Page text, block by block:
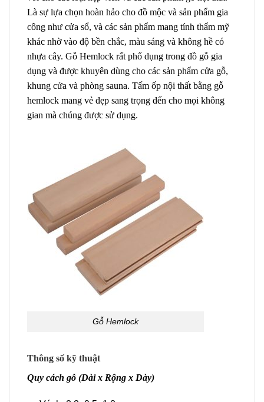
Là sự lựa chọn hoàn hảo cho đồ mộc và sản phẩm gia
công như cửa sổ, và các sản phẩm mang tính thẩm mỹ
khác nhờ vào độ bền chắc, màu sáng và không hề có
nhựa cây. Gỗ Hemlock rất phổ dụng trong đồ gỗ gia
dụng và được khuyên dùng cho các sản phẩm cửa gỗ,
khung cửa và phòng sauna. Tấm ốp nội thất bằng gỗ
hemlock mang vẻ đẹp sang trọng đến cho mọi không
gian mà chúng được sử dụng.
Gỗ Hemlock
Thông số kỹ thuật
Quy cách gỗ (Dài x Rộng x Dày)